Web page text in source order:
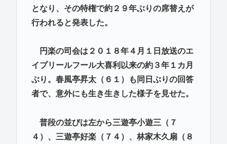
となり、その特権で約２９年ぶりの席替えが
行われると発表した。
円楽の司会は２０１８年４月１日放送のエ
イプリールフール大喜利以来の約３年１カ月
ぶり。春風亭昇太（６１）も同日ぶりの回答
者で、意外にも生き生きした様子を見せた。
普段の並びは左から三遊亭小遊三（７
４）、三遊亭好楽（７４）、林家木久扇（８